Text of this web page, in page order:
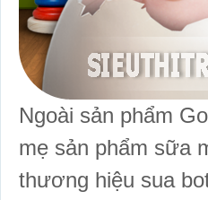
Ngoài sản phẩm
mẹ sản phẩm sữa
thương hiệu sua